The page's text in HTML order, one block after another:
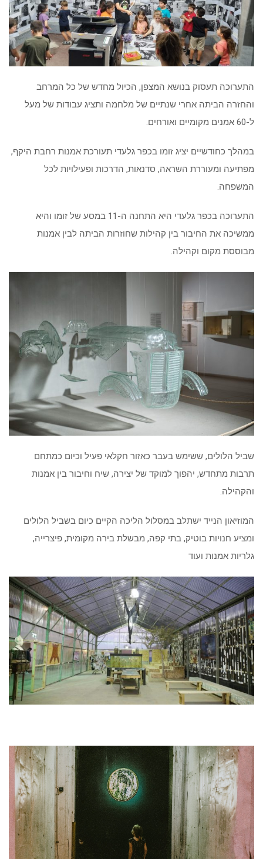
התערוכה תעסוק בנושא המצפן, הכיול מחדש של כל המרחב
והחזרה הביתה אחרי שנתיים של מלחמה ותציג עבודות של מעל
ל-60 אמנים מקומיים ואורחים.
במהלך כחודשיים יציג זומו בכפר גלעדי תעורכת אמנות רחבת היקף,
מפתיעה ומעוררת השראה, סדנאות, הדרכות ופעילויות לכל
המשפחה.
התערוכה בכפר גלעדי היא התחנה ה-11 במסע של זומו והיא
ממשיכה את החיבור בין קהילות שחוזרות הביתה לבין אמנות
מבוססת מקום וקהילה.
שביל הלולים, ששימש בעבר כאזור חקלאי פעיל וכיום כמתחם
תרבות מתחדש, יהפוך למוקד של יצירה, שיח וחיבור בין אמנות
והקהילה.
המוזיאון הנייד ישתלב במסלול הליכה הקיים כיום בשביל הלולים
ומציע חנויות בוטיק, בתי קפה, מבשלת בירה מקומית, פיצרייה,
גלריות אמנות ועוד